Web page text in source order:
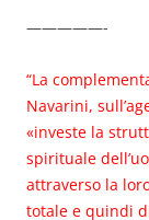
—————-
“La
Navarini,
«investe la
spirituale
attraverso la
totale e quindi